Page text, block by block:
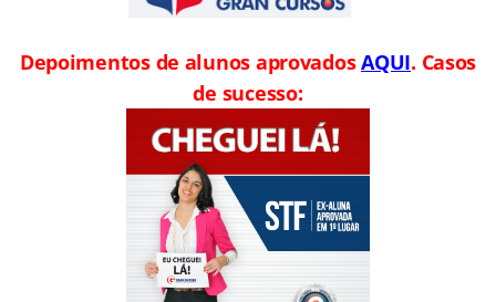
Depoimentos de alunos aprovadosAQUI. Casos
de sucesso: